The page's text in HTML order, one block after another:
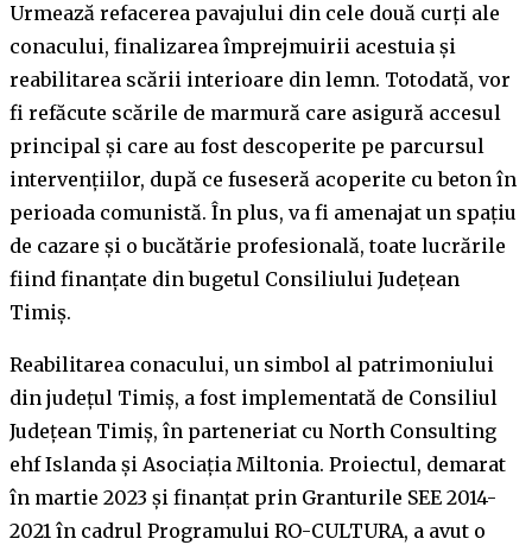
Urmează refacerea pavajului din cele două curți ale
conacului, finalizarea împrejmuirii acestuia și
reabilitarea scării interioare din lemn. Totodată, vor
fi refăcute scările de marmură care asigură accesul
principal și care au fost descoperite pe parcursul
intervențiilor, după ce fuseseră acoperite cu beton în
perioada comunistă. În plus, va fi amenajat un spațiu
de cazare și o bucătărie profesională, toate lucrările
fiind finanțate din bugetul Consiliului Județean
Timiș.
Reabilitarea conacului, un simbol al patrimoniului
din județul Timiș, a fost implementată de Consiliul
Județean Timiș, în parteneriat cu North Consulting
ehf Islanda și Asociația Miltonia. Proiectul, demarat
în martie 2023 și finanțat prin Granturile SEE 2014-
2021 în cadrul Programului RO-CULTURA, a avut o